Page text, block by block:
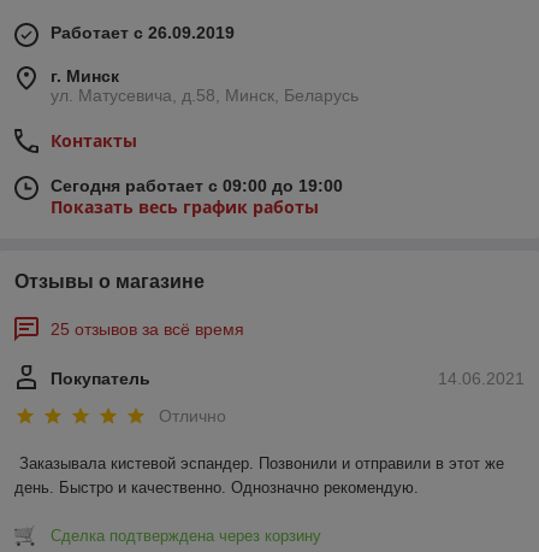
Работает с 26.09.2019
г. Минск
ул. Матусевича, д.58, Минск, Беларусь
Контакты
Сегодня работает с 09:00 до 19:00
Показать весь график работы
Отзывы о магазине
25 отзывов за всё время
14.06.2021
Покупатель
Отлично
Заказывала кистевой эспандер. Позвонили и отправили в этот же
день. Быстро и качественно. Однозначно рекомендую.
Сделка подтверждена через корзину